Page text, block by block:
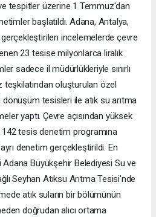
tespitler üzerine 1 Temmuz'dan
başlatıldı. Adana, Antalya,
incelemelerde çevre
23 tesise milyonlarca liralık
sadece il müdürlükleriyle sınırlı
teşkilatından oluşturulan özel
tesisleri ile atık su arıtma
yaptı. Çevre açısından yüksek
142 tesis denetim programına
denetim gerçekleştirildi. En
Büyükşehir Belediyesi Su ve
Seyhan Atıksu Arıtma Tesisi'nde
atık suların bir bölümünün
doğrudan alıcı ortama